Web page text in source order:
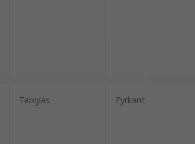
Taoglas Fyrkant